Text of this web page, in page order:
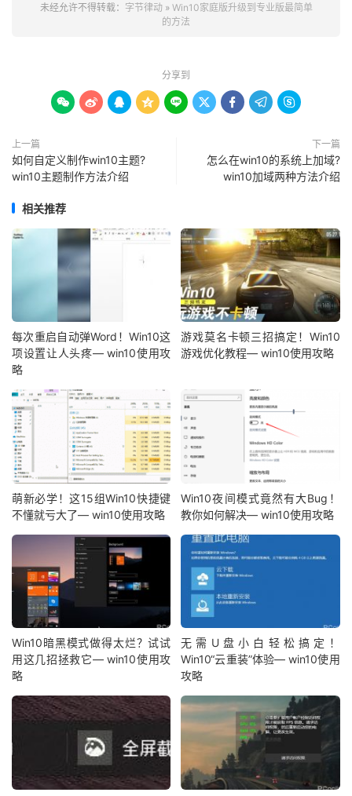
未经允许不得转载： 字节律动» Win10家庭版升级到专业版最简单
的方法
分享到
        
上一篇
如何自定义制作win10主题?
win10主题制作方法介绍
下一篇
怎么在win10的系统上加域?
win10加域两种方法介绍
相关推荐
每次重启自动弹Word！Win10这
项设置让人头疼— win10使用攻
略
游戏莫名卡顿三招搞定！Win10
游戏优化教程— win10使用攻略
萌新必学！这15组Win10快捷键
不懂就亏大了— win10使用攻略
Win10夜间模式竟然有大Bug！
教你如何解决— win10使用攻略
Win10暗黑模式做得太烂？试试
用这几招拯救它— win10使用攻
略
无需U盘小白轻松搞定！
Win10“云重装”体验— win10使用
攻略